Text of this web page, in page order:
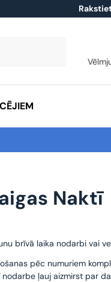
Naktī
brīvā laika nodarbi vai
pēc numuriem
nodarbe ļauj aizmirst par